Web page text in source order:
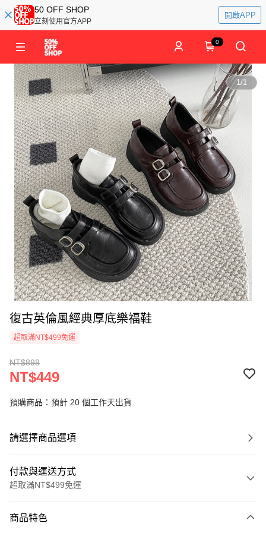
50 OFF SHOP
立刻使用官方APP
開啟APP
0
1/1
復古英倫風經典厚底樂福鞋
超取滿NT$499免運
NT$898
NT$449
預購商品：預計 20 個工作天出貨
請選擇商品選項
付款與運送方式
超取滿NT$499免運
信用卡一次付款
商品特色